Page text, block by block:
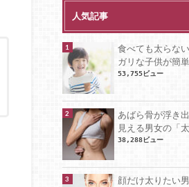
人気記事
食べても太らな
ガリな子供が簡
53,755ビュー
あばら骨が浮き
見える男女の「
38,288ビュー
顔だけ太りたい